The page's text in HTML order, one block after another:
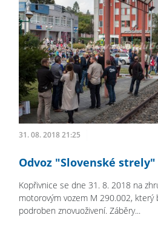
31. 08. 2018 21:25
Odvoz "Slovenské strely"
Kopřivnice se dne 31. 8. 2018 na
motorovým vozem M 290.002,
podroben znovuoživení. Záběry...